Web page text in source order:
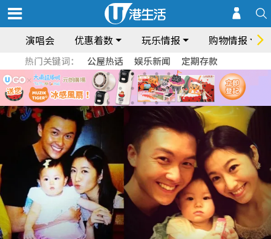
演唱会 优惠着数 玩乐情报 购物情报
热门关键词： 公屋热话 娱乐新闻 定期存款